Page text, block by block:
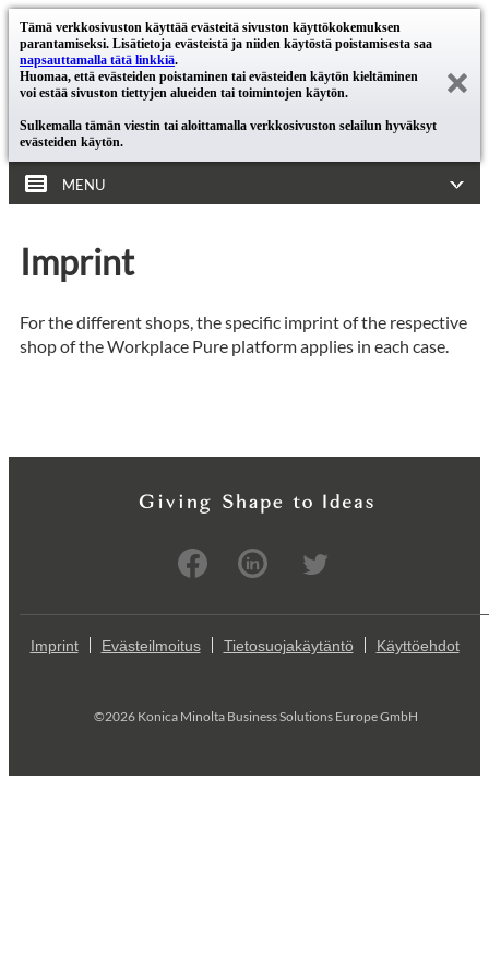
Tämä verkkosivuston käyttää evästeitä sivuston käyttökokemuksen
parantamiseksi. Lisätietoja evästeistä ja niiden käytöstä poistamisesta saa
napsauttamalla tätä linkkiä.
Huomaa, että evästeiden poistaminen tai evästeiden käytön kieltäminen
voi estää sivuston tiettyjen alueiden tai toimintojen käytön.
Sulkemalla tämän viestin tai aloittamalla verkkosivuston selailun hyväksyt
evästeiden käytön.
MENU
Imprint
For the different shops, the specific imprint of the respective
shop of the Workplace Pure platform applies in each case.
Imprint Evästeilmoitus Tietosuojakäytäntö Käyttöehdot
©2026 Konica Minolta Business Solutions Europe GmbH